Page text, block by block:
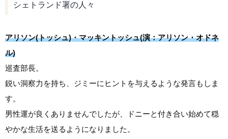
シェトランド署の人々
アリソン(トッシュ)・マッキントッシュ(演：アリソン・オドネ
ル)
巡査部長。
鋭い洞察力を持ち、ジミーにヒントを与えるような発言もしま
す。
男性運が良くありませんでしたが、ドニーと付き合い始めて穏
やかな生活を送るようになりました。